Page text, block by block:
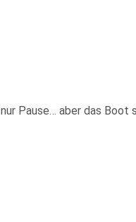
Pause… aber das Boot